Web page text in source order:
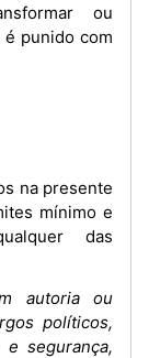
ou
punido com
na presente
mínimo e
das
autoria ou
políticos,
segurança,